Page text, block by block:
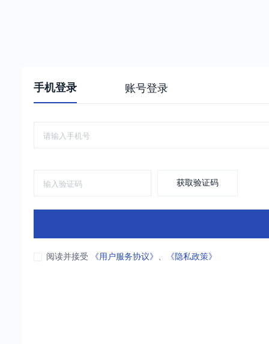
手机登录 账号登录
获取验证码
阅读并接受 《用户服务协议》 、 《隐私政策》